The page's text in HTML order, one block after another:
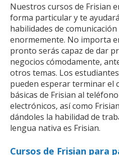
Nuestros cursos de Frisian
forma particular y te
habilidades de
enormemente. No importa
pronto serás capaz de dar
negocios cómodamente,
otros temas. Los
pueden esperar terminar el
básicas de Frisian al
electrónicos, así como
dándoles la habilidad de
lengua nativa es Frisian.
Cursos de Frisian para